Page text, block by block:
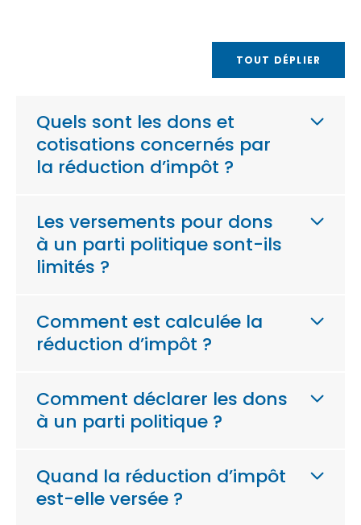
TOUT DÉPLIER
Quels sont les dons et
cotisations concernés par
la réduction d’impôt ?
Les versements pour dons
à un parti politique sont-ils
limités ?
Comment est calculée la
réduction d’impôt ?
Comment déclarer les dons
à un parti politique ?
Quand la réduction d’impôt
est-elle versée ?